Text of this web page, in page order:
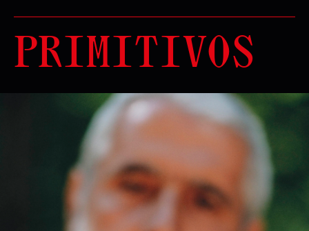
PRIMITIVOS